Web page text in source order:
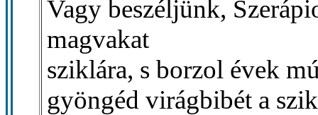
Vagy beszéljünk,
magvakat
sziklára, s borzol évek
gyöngéd virágbibét a